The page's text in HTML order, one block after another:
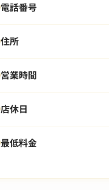
電話番号
住所
営業時間
店休日
最低料金